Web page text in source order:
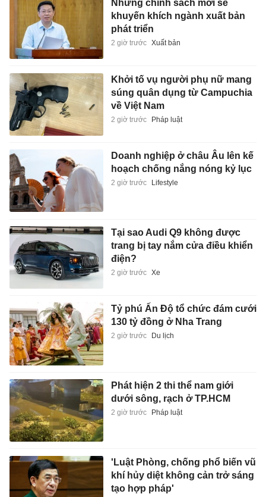
Những chính sách mới sẽ
khuyến khích ngành xuất bản
phát triển
2 giờ trước Xuất bản
Khởi tố vụ người phụ nữ mang
súng quân dụng từ Campuchia
về Việt Nam
2 giờ trước Pháp luật
Doanh nghiệp ở châu Âu lên kế
hoạch chống nắng nóng kỷ lục
2 giờ trước Lifestyle
Tại sao Audi Q9 không được
trang bị tay nắm cửa điều khiển
điện?
2 giờ trước Xe
Tỷ phú Ấn Độ tổ chức đám cưới
130 tỷ đồng ở Nha Trang
2 giờ trước Du lịch
Phát hiện 2 thi thể nam giới
dưới sông, rạch ở TP.HCM
2 giờ trước Pháp luật
'Luật Phòng, chống phổ biến vũ
khí hủy diệt không cản trở sáng
tạo hợp pháp'